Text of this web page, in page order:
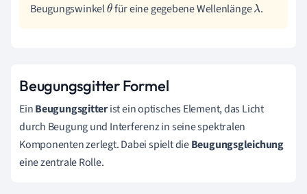
Beugungswinkelθfür eine gegebene Wellenlängeλ.
Beugungsgitter Formel
EinBeugungsgitterist ein optisches Element, das Licht
durch Beugung und Interferenz in seine spektralen
Komponenten zerlegt. Dabei spielt dieBeugungsgleichung
eine zentrale Rolle.